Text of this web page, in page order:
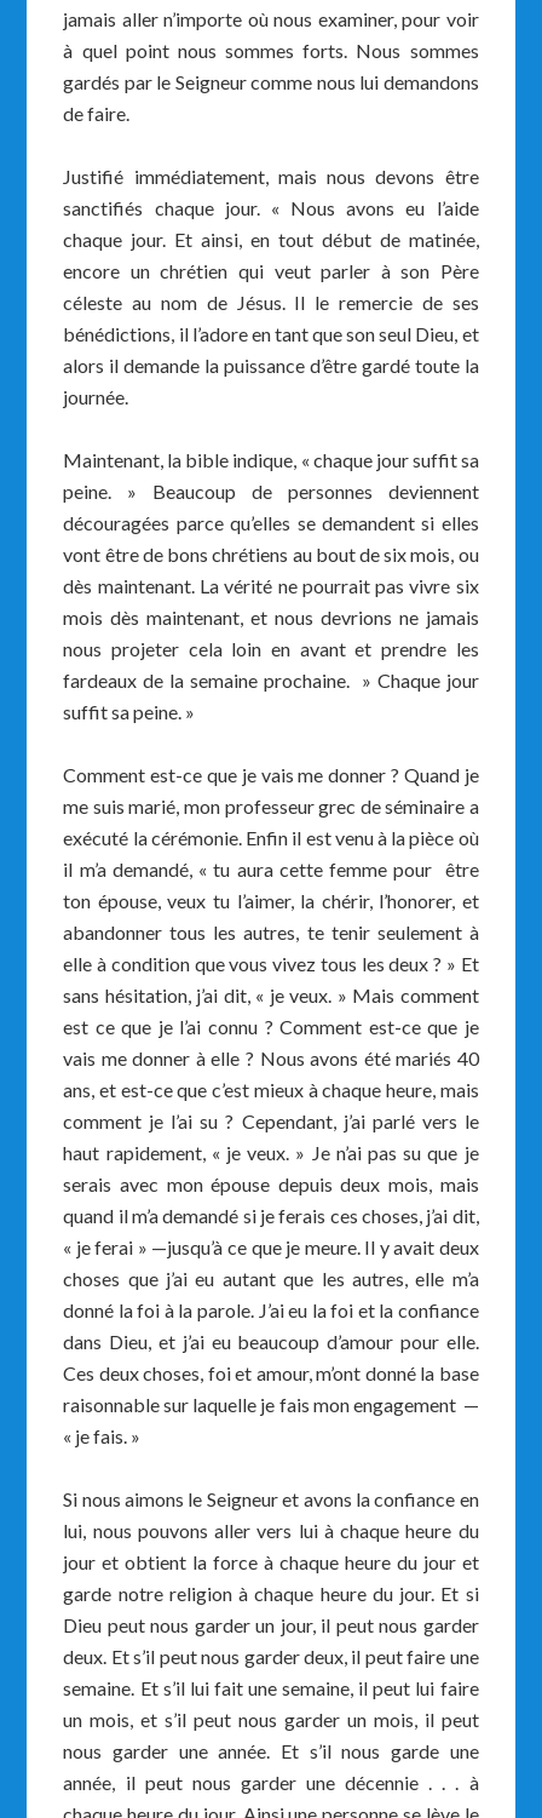
jamais aller n’importe où nous examiner, pour voir
à quel point nous sommes forts. Nous sommes
gardés par le Seigneur comme nous lui demandons
de faire.
Justifié immédiatement, mais nous devons être
sanctifiés chaque jour. « Nous avons eu l’aide
chaque jour. Et ainsi, en tout début de matinée,
encore un chrétien qui veut parler à son Père
céleste au nom de Jésus. Il le remercie de ses
bénédictions, il l’adore en tant que son seul Dieu, et
alors il demande la puissance d’être gardé toute la
journée.
Maintenant, la bible indique, « chaque jour suffit sa
peine. » Beaucoup de personnes deviennent
découragées parce qu’elles se demandent si elles
vont être de bons chrétiens au bout de six mois, ou
dès maintenant. La vérité ne pourrait pas vivre six
mois dès maintenant, et nous devrions ne jamais
nous projeter cela loin en avant et prendre les
fardeaux de la semaine prochaine. » Chaque jour
suffit sa peine. »
Comment est-ce que je vais me donner ? Quand je
me suis marié, mon professeur grec de séminaire a
exécuté la cérémonie. Enfin il est venu à la pièce où
il m’a demandé, « tu aura cette femme pour être
ton épouse, veux tu l’aimer, la chérir, l’honorer, et
abandonner tous les autres, te tenir seulement à
elle à condition que vous vivez tous les deux ? » Et
sans hésitation, j’ai dit, « je veux. » Mais comment
est ce que je l’ai connu ? Comment est-ce que je
vais me donner à elle ? Nous avons été mariés 40
ans, et est-ce que c’est mieux à chaque heure, mais
comment je l’ai su ? Cependant, j’ai parlé vers le
haut rapidement, « je veux. » Je n’ai pas su que je
serais avec mon épouse depuis deux mois, mais
quand il m’a demandé si je ferais ces choses, j’ai dit,
« je ferai » —jusqu’à ce que je meure. Il y avait deux
choses que j’ai eu autant que les autres, elle m’a
donné la foi à la parole. J’ai eu la foi et la confiance
dans Dieu, et j’ai eu beaucoup d’amour pour elle.
Ces deux choses, foi et amour, m’ont donné la base
raisonnable sur laquelle je fais mon engagement —
« je fais. »
Si nous aimons le Seigneur et avons la confiance en
lui, nous pouvons aller vers lui à chaque heure du
jour et obtient la force à chaque heure du jour et
garde notre religion à chaque heure du jour. Et si
Dieu peut nous garder un jour, il peut nous garder
deux. Et s’il peut nous garder deux, il peut faire une
semaine. Et s’il lui fait une semaine, il peut lui faire
un mois, et s’il peut nous garder un mois, il peut
nous garder une année. Et s’il nous garde une
année, il peut nous garder une décennie . . . à